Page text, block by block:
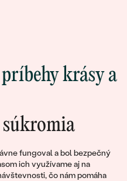
súkromia
fungoval a bol bezpečný
ich využívame aj na
čo nám pomáha
krásy a